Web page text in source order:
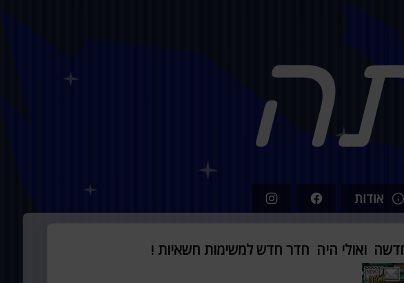
אודות
ואולי היה חדר חדש למשימות חשאיות !